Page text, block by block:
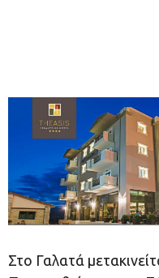
Στο Γαλατά